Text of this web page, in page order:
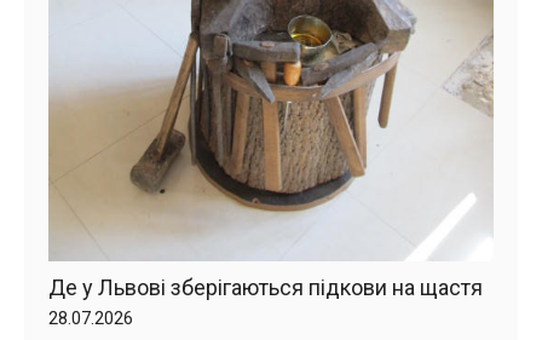
Де у Львові зберігаються підкови на щастя
28.07.2026